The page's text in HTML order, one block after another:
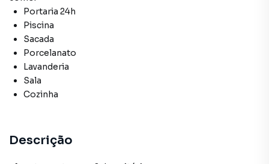
Portaria 24h
Piscina
Sacada
Porcelanato
Lavanderia
Sala
Cozinha
Descrição